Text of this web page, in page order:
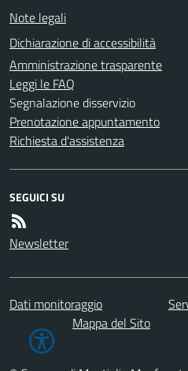
Note legali
Dichiarazione di accessibilità
Amministrazione trasparente
Leggi le FAQ
Segnalazione disservizio
Prenotazione appuntamento
Richiesta d'assistenza
SEGUICI SU
Newsletter
Dati monitoraggio
Mappa del Sito